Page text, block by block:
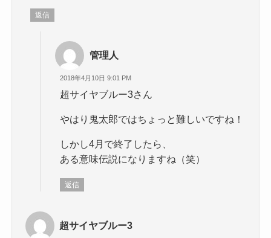
返信
管理人
2018年4月10日 9:01 PM
超サイヤブルー3さん
やはり鬼太郎ではちょっと難しいですね！
しかし4月で終了したら、
ある意味伝説になりますね（笑）
返信
超サイヤブルー3